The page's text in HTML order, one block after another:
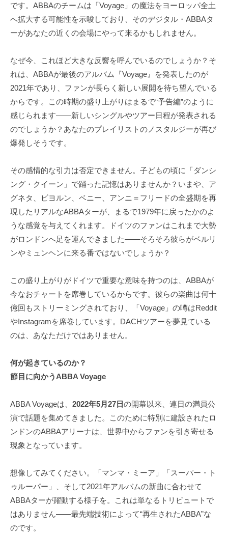
です。ABBAのチームは「Voyage」の魔法をヨーロッパ全土
へ拡大する可能性を示唆しており、そのデジタル・ABBAタ
ーがあなたの近くの会場にやって来るかもしれません。
なぜ今、これほど大きな反響を呼んでいるのでしょうか？そ
れは、ABBAが最後のアルバム『Voyage』を発表したのが
2021年であり、ファンが長らく新しい展開を待ち望んでいる
からです。この時期の盛り上がりはまるで“予告編”のように
感じられます――新しいシングルやツアー日程が発表される
のでしょうか？あなたのプレイリストのノスタルジーが再び
爆発しそうです。
その感情的な引力は否定できません。子どもの頃に「ダンシ
ング・クイーン」で踊った記憶はありませんか？いまや、ア
グネタ、ビヨルン、ベニー、アンニ＝フリードの全盛期を再
現したリアルなABBAターが、まるで1979年に戻ったかのよ
うな感覚を与えてくれます。ドイツのファンはこれまで大勢
がロンドンへ足を運んできました――そろそろ彼らがベルリ
ンやミュンヘンに来る番ではないでしょうか？
この盛り上がりがドイツで重要な意味を持つのは、ABBAが
今なおチャートを席巻しているからです。彼らの楽曲は何十
億回もストリーミングされており、「Voyage」の噂はReddit
やInstagramを席巻しています。DACHツアーを夢見ている
のは、あなただけではありません。
何が起きているのか？
節目に向かうABBA Voyage
ABBA Voyageは、 2022年5月27日の開幕以来、連日の満員公
演で話題を集めてきました。このために特別に建設されたロ
ンドンのABBAアリーナは、世界中からファンを引き寄せる
現象となっています。
想像してみてください。「マンマ・ミーア」「スーパー・ト
ゥルーパー」、そして2021年アルバムの新曲に合わせて
ABBAターが躍動する様子を。これは単なるトリビュートで
はありません――最先端技術によって“再生されたABBA”な
のです。